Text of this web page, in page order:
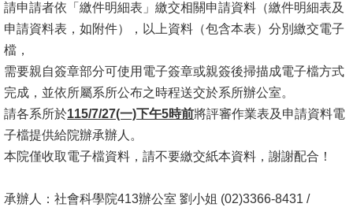
輔
捐
款
與
請申請者依「繳件明細表」繳交相關申請資料（繳件明細表及
申請資料表，如附件），以上資料（包含本表）分別繳交電子
檔，
需要親自簽章部分可使用電子簽章或親簽後掃描成電子檔方式
完成，並依所屬系所公布之時程送交於系所辦公室。
請各系所於115/7/27(一)下午5時前將評審作業表及申請資料電
子檔提供給院辦承辦人。
本院僅收取電子檔資料，請不要繳交紙本資料，謝謝配合！
承辦人：社會科學院413辦公室 劉小姐 (02)3366-8431 /